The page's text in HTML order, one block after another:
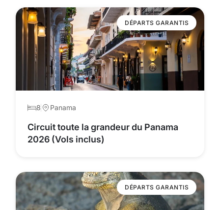
DÉPARTS GARANTIS
8 Panama
Circuit toute la grandeur du Panama
2026 (Vols inclus)
DÉPARTS GARANTIS